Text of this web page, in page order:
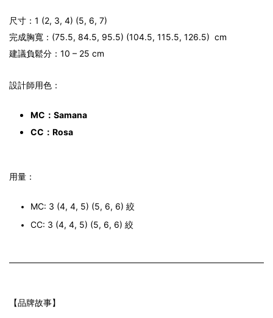
尺寸： 1 (2, 3, 4) (5, 6, 7)
完成胸寬： (75.5, 84.5, 95.5) (104.5, 115.5, 126.5) cm
建議負鬆分：10 – 25 cm
設計師用色 ：
MC：Samana
CC ：Rosa
用量：
MC: 3 (4, 4, 5) (5, 6, 6) 絞
CC: 3 (4, 4, 5) (5, 6, 6) 絞
【品牌故事】